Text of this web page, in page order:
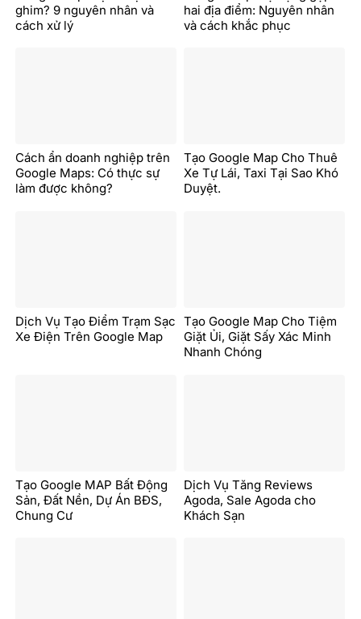
ghim? 9 nguyên nhân và
cách xử lý
hai địa điểm: Nguyên nhân
và cách khắc phục
Cách ẩn doanh nghiệp trên
Google Maps: Có thực sự
làm được không?
Tạo Google Map Cho Thuê
Xe Tự Lái, Taxi Tại Sao Khó
Duyệt.
Dịch Vụ Tạo Điểm Trạm Sạc
Xe Điện Trên Google Map
Tạo Google Map Cho Tiệm
Giặt Ủi, Giặt Sấy Xác Minh
Nhanh Chóng
Tạo Google MAP Bất Động
Sản, Đất Nền, Dự Án BĐS,
Chung Cư
Dịch Vụ Tăng Reviews
Agoda, Sale Agoda cho
Khách Sạn